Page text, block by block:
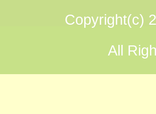
Copyright(c)
All